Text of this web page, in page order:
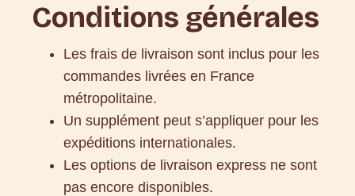
Conditions générales
Les frais de livraison sont inclus pour les
commandes livrées en France
métropolitaine.
Un supplément peut s’appliquer pour les
expéditions internationales.
Les options de livraison express ne sont
pas encore disponibles.